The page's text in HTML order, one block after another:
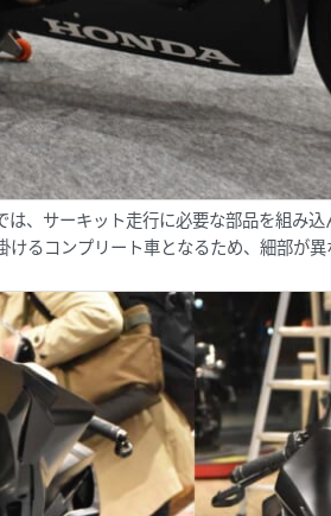
は、サーキット走行に必要な部品を組み
るコンプリート車となるため、細部が異